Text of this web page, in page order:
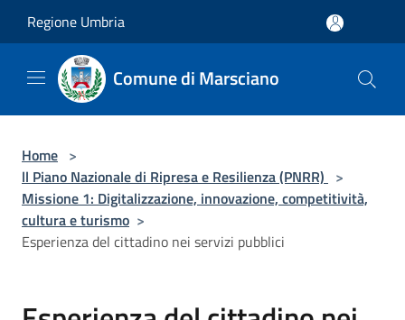
Regione Umbria
Comune di Marsciano
Home >
ll Piano Nazionale di Ripresa e Resilienza (PNRR) >
Missione 1: Digitalizzazione, innovazione, competitività,
cultura e turismo >
Esperienza del cittadino nei servizi pubblici